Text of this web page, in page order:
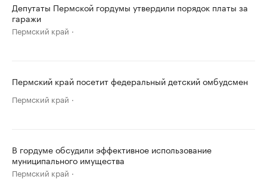
Депутаты Пермской гордумы утвердили порядок платы за
гаражи
Пермский край
Пермский край посетит федеральный детский омбудсмен
Пермский край
В гордуме обсудили эффективное использование
муниципального имущества
Пермский край